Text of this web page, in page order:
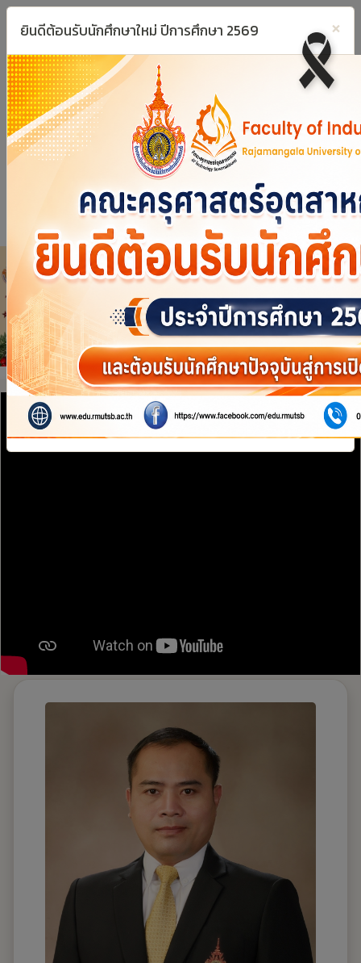
Powered by Translate
Previous Next
ยินดีต้อนรับนักศึกษาใหม่ ปีการศึกษา 2569 ×